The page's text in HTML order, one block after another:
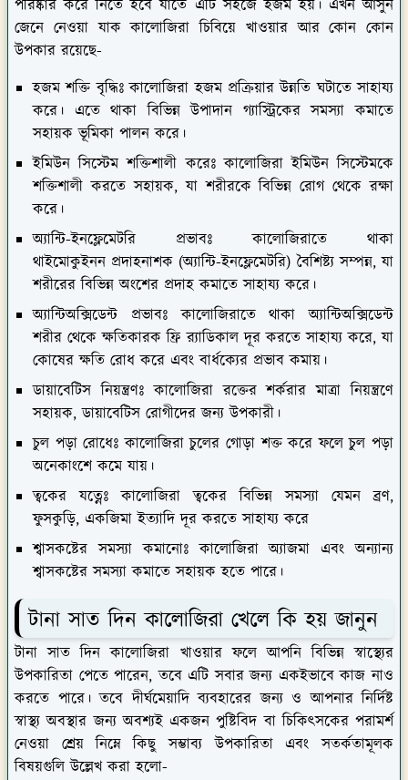
পরিষ্কার করে নিতে হবে যাতে এটি সহজে হজম হয়। এখন আসুন
জেনে নেওয়া যাক কালোজিরা চিবিয়ে খাওয়ার আর কোন কোন
উপকার রয়েছে-
হজম শক্তি বৃদ্ধিঃকালোজিরা হজম প্রক্রিয়ার উন্নতি ঘটাতে সাহায্য
করে। এতে থাকা বিভিন্ন উপাদান গ্যাস্ট্রিকের সমস্যা কমাতে
সহায়ক ভূমিকা পালন করে।
ইমিউন সিস্টেম শক্তিশালী করেঃকালোজিরা ইমিউন সিস্টেমকে
শক্তিশালী করতে সহায়ক, যা শরীরকে বিভিন্ন রোগ থেকে রক্ষা
করে।
অ্যান্টি-ইনফ্লেমেটরি প্রভাবঃ কালোজিরাতে থাকা
থাইমোকুইনন প্রদাহনাশক (অ্যান্টি-ইনফ্লেমেটরি) বৈশিষ্ট্য সম্পন্ন, যা
শরীরের বিভিন্ন অংশের প্রদাহ কমাতে সাহায্য করে।
অ্যান্টিঅক্সিডেন্ট প্রভাবঃকালোজিরাতে থাকা অ্যান্টিঅক্সিডেন্ট
শরীর থেকে ক্ষতিকারক ফ্রি র‌্যাডিকাল দূর করতে সাহায্য করে, যা
কোষের ক্ষতি রোধ করে এবং বার্ধক্যের প্রভাব কমায়।
ডায়াবেটিস নিয়ন্ত্রণঃকালোজিরা রক্তের শর্করার মাত্রা নিয়ন্ত্রণে
সহায়ক, ডায়াবেটিস রোগীদের জন্য উপকারী।
চুল পড়া রোধেঃ কালোজিরা চুলের গোড়া শক্ত করে ফলে চুল পড়া
অনেকাংশে কমে যায়।
ত্বকের যত্নেঃ কালোজিরা ত্বকের বিভিন্ন সমস্যা যেমন ব্রণ,
ফুসকুড়ি, একজিমা ইত্যাদি দূর করতে সাহায্য করে
শ্বাসকষ্টের সমস্যা কমানোঃকালোজিরা অ্যাজমা এবং অন্যান্য
শ্বাসকষ্টের সমস্যা কমাতে সহায়ক হতে পারে।
টানা সাত দিন কালোজিরা খেলে কি হয় জানুন
টানা সাত দিন কালোজিরা খাওয়ার ফলে আপনি বিভিন্ন স্বাস্থ্যের
উপকারিতা পেতে পারেন, তবে এটি সবার জন্য একইভাবে কাজ নাও
করতে পারে। তবে দীর্ঘমেয়াদি ব্যবহারের জন্য ও আপনার নির্দিষ্ট
স্বাস্থ্য অবস্থার জন্য অবশ্যই একজন পুষ্টিবিদ বা চিকিৎসকের পরামর্শ
নেওয়া শ্রেয় নিম্নে কিছু সম্ভাব্য উপকারিতা এবং সতর্কতামূলক
বিষয়গুলি উল্লেখ করা হলো-